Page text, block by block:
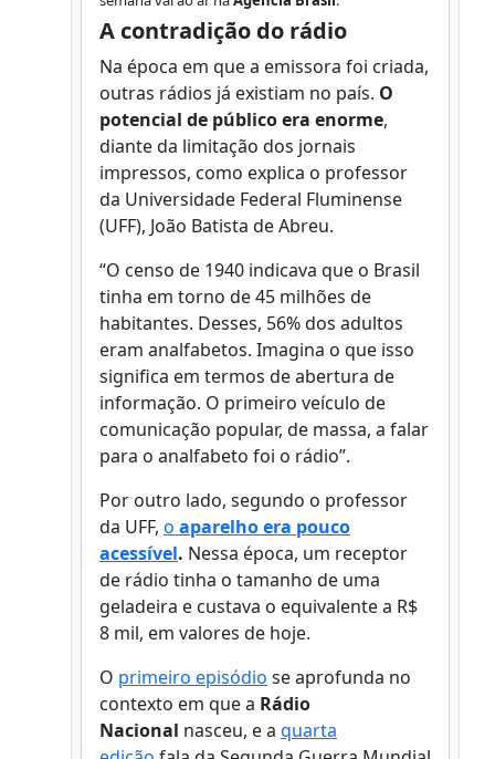
A contradição do rádio
Na época em que a emissora foi criada,
outras rádios já existiam no país. O
potencial de público era enorme,
diante da limitação dos jornais
impressos, como explica o professor
da Universidade Federal Fluminense
(UFF), João Batista de Abreu.
“O censo de 1940 indicava que o Brasil
tinha em torno de 45 milhões de
habitantes. Desses, 56% dos adultos
eram analfabetos. Imagina o que isso
significa em termos de abertura de
informação. O primeiro veículo de
comunicação popular, de massa, a falar
para o analfabeto foi o rádio”.
Por outro lado, segundo o professor
da UFF, o aparelho era pouco
acessível. Nessa época, um receptor
de rádio tinha o tamanho de uma
geladeira e custava o equivalente a R$
8 mil, em valores de hoje.
O primeiro episódio se aprofunda no
contexto em que a Rádio
Nacional nasceu, e a quarta